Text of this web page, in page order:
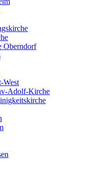
Oberndorf
West
Adolf-Kirche